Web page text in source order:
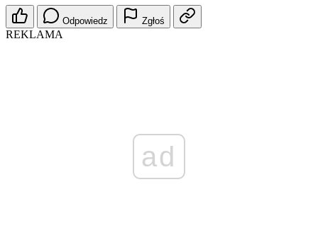
Odpowiedz Zgłoś
REKLAMA
ad